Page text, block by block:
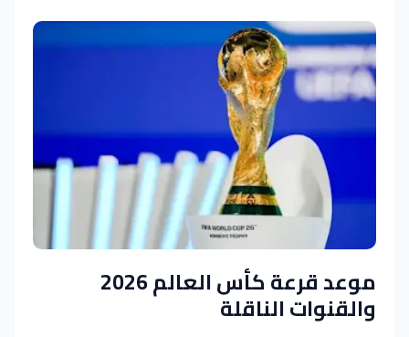
موعد قرعة كأس العالم 2026
والقنوات الناقلة